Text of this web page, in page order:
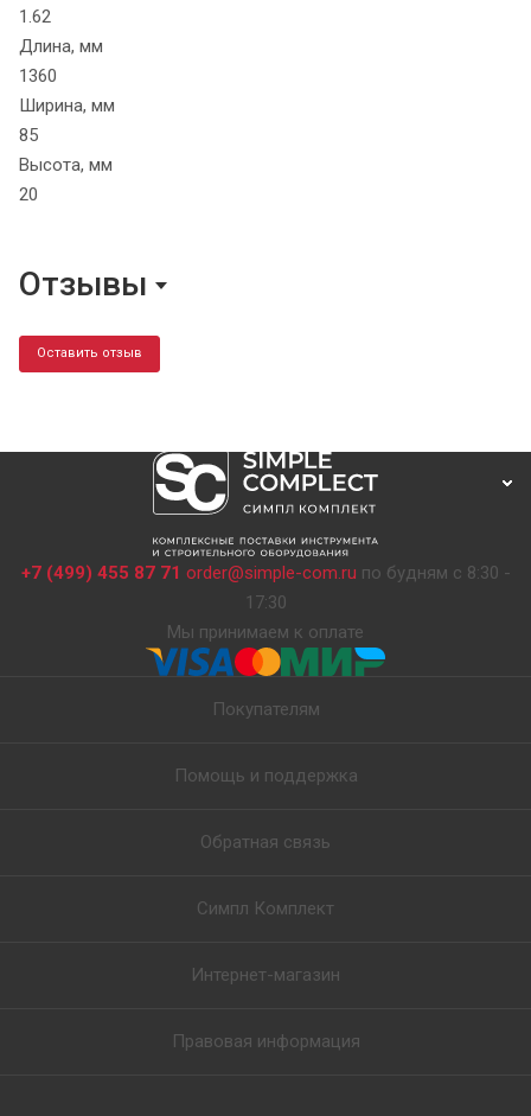
1.62
Длина, мм
1360
Ширина, мм
85
Высота, мм
20
Отзывы
Оставить отзыв
+7 (499) 455 87 71 order@simple-com.ru по будням с 8:30 -
17:30
Мы принимаем к оплате
Покупателям
Помощь и поддержка
Обратная связь
Симпл Комплект
Интернет-магазин
Правовая информация